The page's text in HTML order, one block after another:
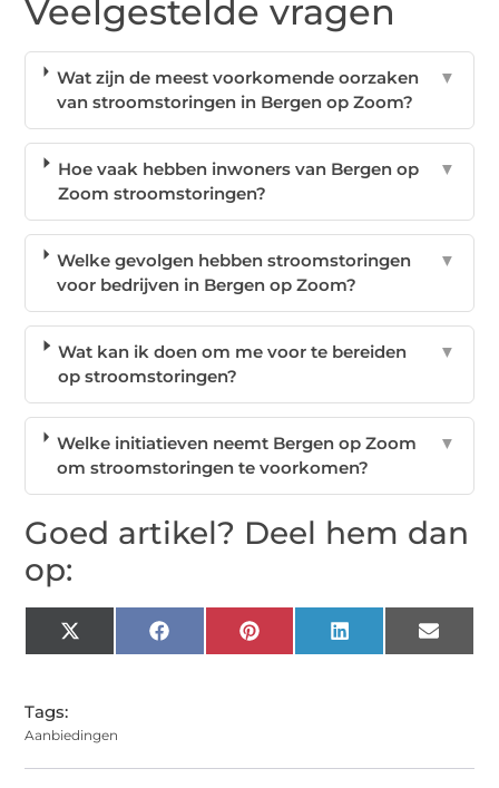
Veelgestelde vragen
Wat zijn de meest voorkomende oorzaken
van stroomstoringen in Bergen op Zoom?
▼
Hoe vaak hebben inwoners van Bergen op
Zoom stroomstoringen?
▼
Welke gevolgen hebben stroomstoringen
voor bedrijven in Bergen op Zoom?
▼
Wat kan ik doen om me voor te bereiden
op stroomstoringen?
▼
Welke initiatieven neemt Bergen op Zoom
om stroomstoringen te voorkomen?
▼
Goed artikel? Deel hem dan
op:
X
(Twitter)
Facebook Pinterest LinkedIn Email
Tags:
Aanbiedingen